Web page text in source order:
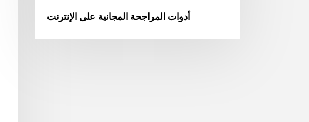
أدوات المراجحة المجانية على الإنترنت